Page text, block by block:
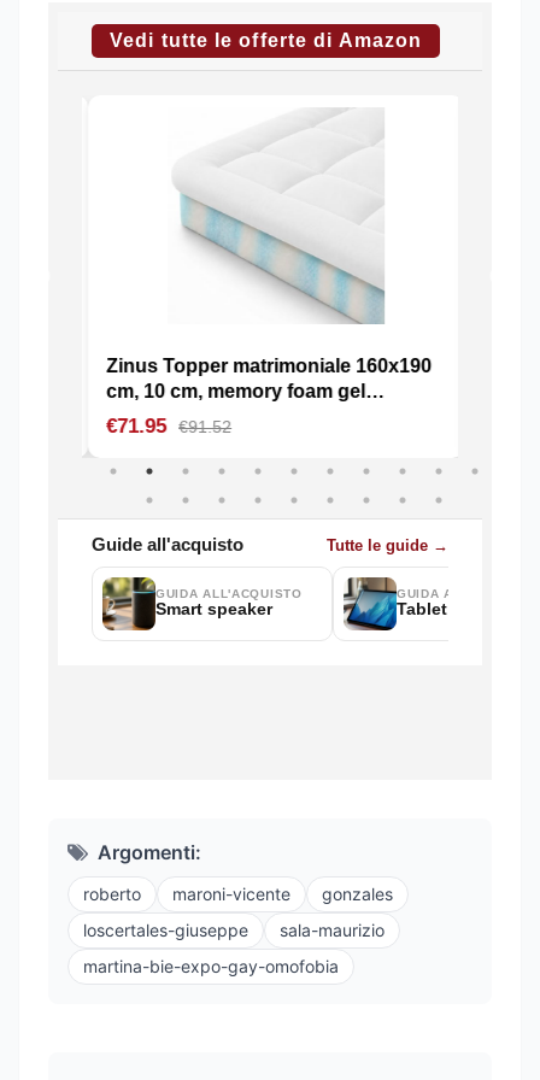
Argomenti:
roberto maroni-vicente
gonzales
loscertales-giuseppe
sala-maurizio
martina-bie-expo-gay-omofobia